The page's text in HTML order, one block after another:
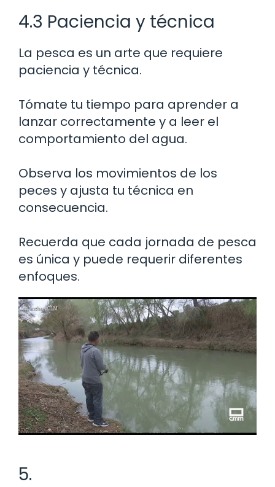
4.3 Paciencia y técnica
La pesca es un arte que requiere
paciencia y técnica.
Tómate tu tiempo para aprender a
lanzar correctamente y a leer el
comportamiento del agua.
Observa los movimientos de los
peces y ajusta tu técnica en
consecuencia.
Recuerda que cada jornada de pesca
es única y puede requerir diferentes
enfoques.
5.